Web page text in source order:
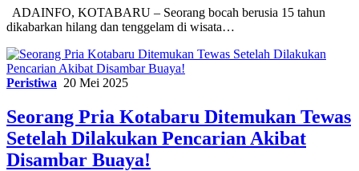
ADAINFO, KOTABARU – Seorang bocah berusia 15 tahun
dikabarkan hilang dan tenggelam di wisata…
Peristiwa 20 Mei 2025
Seorang Pria Kotabaru Ditemukan Tewas
Setelah Dilakukan Pencarian Akibat
Disambar Buaya!